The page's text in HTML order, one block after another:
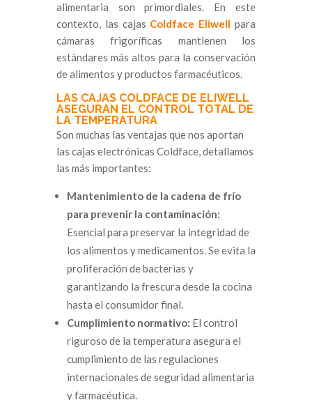
alimentaria son primordiales. En este
contexto, las cajas Coldface Eliwell para
cámaras frigoríficas mantienen los
estándares más altos para la conservación
de alimentos y productos farmacéuticos.
LAS CAJAS COLDFACE DE ELIWELL
ASEGURAN EL CONTROL TOTAL DE
LA TEMPERATURA
Son muchas las ventajas que nos aportan
las cajas electrónicas Coldface, detallamos
las más importantes:
Mantenimiento de la cadena de frío
para prevenir la contaminación:
Esencial para preservar la integridad de
los alimentos y medicamentos. Se evita la
proliferación de bacterias y
garantizando la frescura desde la cocina
hasta el consumidor final.
Cumplimiento normativo: El control
riguroso de la temperatura asegura el
cumplimiento de las regulaciones
internacionales de seguridad alimentaria
y farmacéutica.